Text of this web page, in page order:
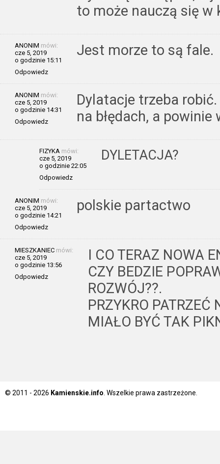
to może nauczą się w
ANONIM mówi:
cze 5, 2019
o godzinie 15:11
Odpowiedz
Jest morze to są fale.
ANONIM mówi:
cze 5, 2019
o godzinie 14:31
Odpowiedz
Dylatacje trzeba
na błędach, a powinie
FIZYKA mówi:
cze 5, 2019
o godzinie 22:05
Odpowiedz
DYLETACJA?
ANONIM mówi:
cze 5, 2019
o godzinie 14:21
Odpowiedz
polskie partactwo
MIESZKANIEC mówi:
cze 5, 2019
o godzinie 13:56
Odpowiedz
I CO TERAZ NOWA
CZY BEDZIE
ROZWÓJ??.
PRZYKRO
MIAŁO BYĆ TAK
© 2011 - 2026 Kamienskie.info . Wszelkie prawa zastrzeżone.